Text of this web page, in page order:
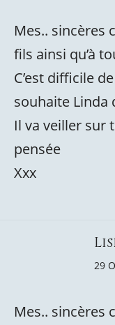
Mes.. sincères
fils ainsi qu’à
C’est difficile
souhaite Linda
Il va veiller sur
pensée
Xxx
29
Mes.. sincères